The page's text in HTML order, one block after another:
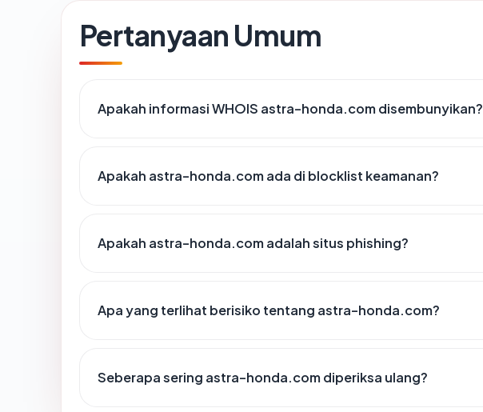
Pertanyaan Umum
Apakah informasi WHOIS astra-honda.com disembunyikan?
Apakah astra-honda.com ada di blocklist keamanan?
Apakah astra-honda.com adalah situs phishing?
Apa yang terlihat berisiko tentang astra-honda.com?
Seberapa sering astra-honda.com diperiksa ulang?